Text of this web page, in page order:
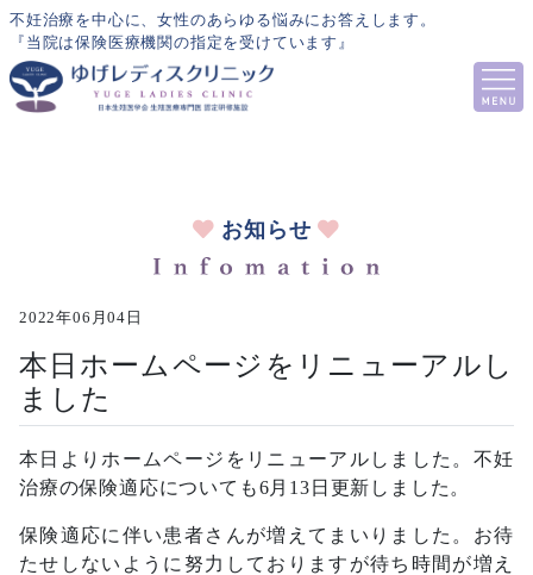
不妊治療を中心に、女性のあらゆる悩みにお答えします。
『当院は保険医療機関の指定を受けています』
お知らせ
2022年06月04日
本日ホームページをリニューアルし
ました
本日よりホームページをリニューアルしました。不妊
治療の保険適応についても6月13日更新しました。
保険適応に伴い患者さんが増えてまいりました。お待
たせしないように努力しておりますが待ち時間が増え